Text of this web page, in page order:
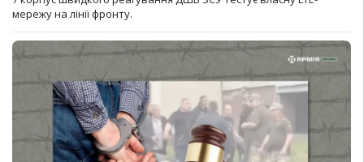
мережу на лінії фронту.